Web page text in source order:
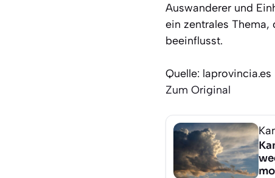
Auswanderer und
ein zentrales
beeinflusst.
Quelle: laprovincia.es
Zum Original